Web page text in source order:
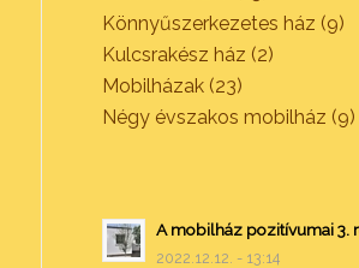
Könnyűszerkezetes ház (9)
Kulcsrakész ház (2)
Mobilházak (23)
Négy évszakos mobilház (9)
A mobilház pozitívumai 3.
2022.12.12. - 13:14